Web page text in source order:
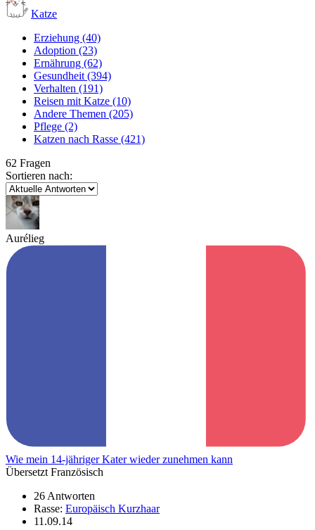
Katze
Erziehung (40)
Adoption (23)
Ernährung (62)
Gesundheit (394)
Verhalten (191)
Reisen mit Katze (10)
Andere Themen (205)
Pflege (2)
Katzen nach Rasse (421)
62 Fragen
Sortieren nach:
Aurélieg
Wie mein 14-jähriger Kater wieder zunehmen kann
Übersetzt Französisch
26 Antworten
Rasse: Europäisch Kurzhaar
11.09.14